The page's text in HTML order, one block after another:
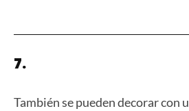
7.
También se pueden decorar con